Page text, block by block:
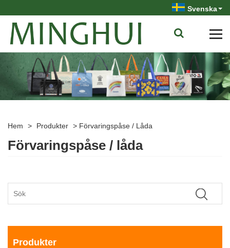
Svenska
Hem > Produkter > Förvaringspåse / Låda
Förvaringspåse / låda
Produkter